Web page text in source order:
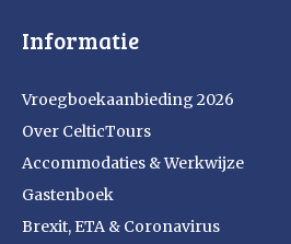
Informatie
Vroegboekaanbieding 2026
Over CelticTours
Accommodaties & Werkwijze
Gastenboek
Brexit, ETA & Coronavirus